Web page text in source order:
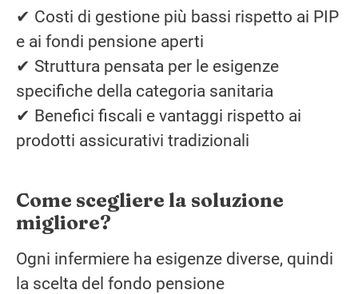
✔ Costi di gestione più bassi rispetto ai PIP
e ai fondi pensione aperti
✔ Struttura pensata per le esigenze
specifiche della categoria sanitaria
✔ Benefici fiscali e vantaggi rispetto ai
prodotti assicurativi tradizionali
Come scegliere la soluzione
migliore?
Ogni infermiere ha esigenze diverse, quindi
la scelta del fondo pensione